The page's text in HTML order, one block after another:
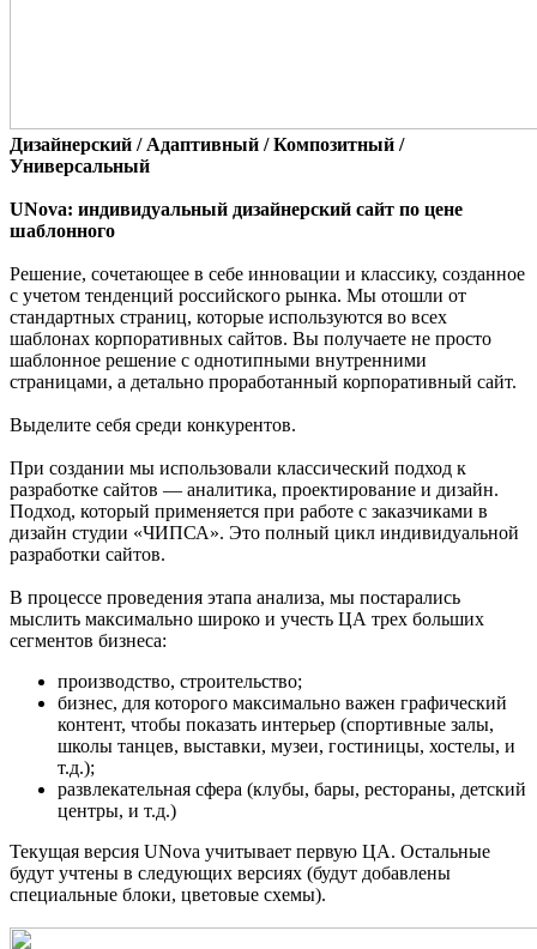
Дизайнерский / Адаптивный / Композитный /
Универсальный
UNova: индивидуальный дизайнерский сайт по цене
шаблонного
Решение, сочетающее в себе инновации и классику, созданное
с учетом тенденций российского рынка. Мы отошли от
стандартных страниц, которые используются во всех
шаблонах корпоративных сайтов. Вы получаете не просто
шаблонное решение с однотипными внутренними
страницами, а детально проработанный корпоративный сайт.
Выделите себя среди конкурентов.
При создании мы использовали классический подход к
разработке сайтов — аналитика, проектирование и дизайн.
Подход, который применяется при работе с заказчиками в
дизайн студии «ЧИПСА». Это полный цикл индивидуальной
разработки сайтов.
В процессе проведения этапа анализа, мы постарались
мыслить максимально широко и учесть ЦА трех больших
сегментов бизнеса:
производство, строительство;
бизнес, для которого максимально важен графический
контент, чтобы показать интерьер (спортивные залы,
школы танцев, выставки, музеи, гостиницы, хостелы, и
т.д.);
развлекательная сфера (клубы, бары, рестораны, детский
центры, и т.д.)
Текущая версия UNova учитывает первую ЦА. Остальные
будут учтены в следующих версиях (будут добавлены
специальные блоки, цветовые схемы).